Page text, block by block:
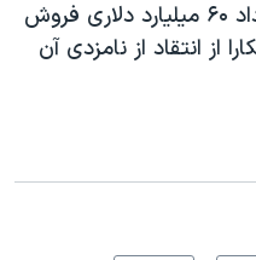
شود، اما پس از انعقاد يک قرارداد ۶۰ ميليارد دلاری فروش
از انتقاد از نامزدی آن